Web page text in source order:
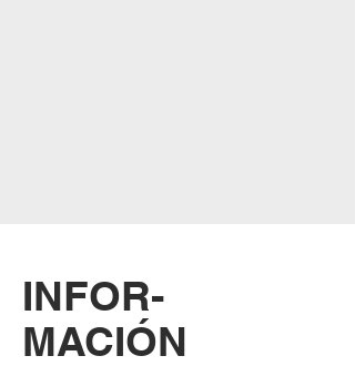
INFOR-
MACIÓN